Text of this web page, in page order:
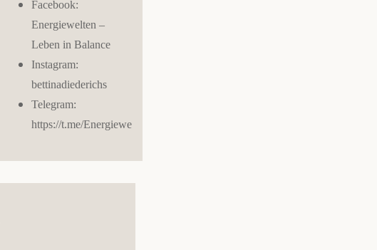
Facebook:
Energiewelten –
Leben in Balance
Instagram:
bettinadiederichs
Telegram:
https://t.me/Energiewelten